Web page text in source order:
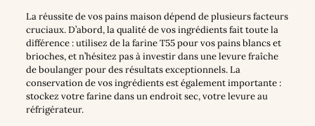
La réussite de vos pains maison dépend de plusieurs facteurs
cruciaux. D’abord, la qualité de vos ingrédients fait toute la
différence : utilisez de la farine T55 pour vos pains blancs et
brioches, et n’hésitez pas à investir dans une levure fraîche
de boulanger pour des résultats exceptionnels. La
conservation de vos ingrédients est également importante :
stockez votre farine dans un endroit sec, votre levure au
réfrigérateur.